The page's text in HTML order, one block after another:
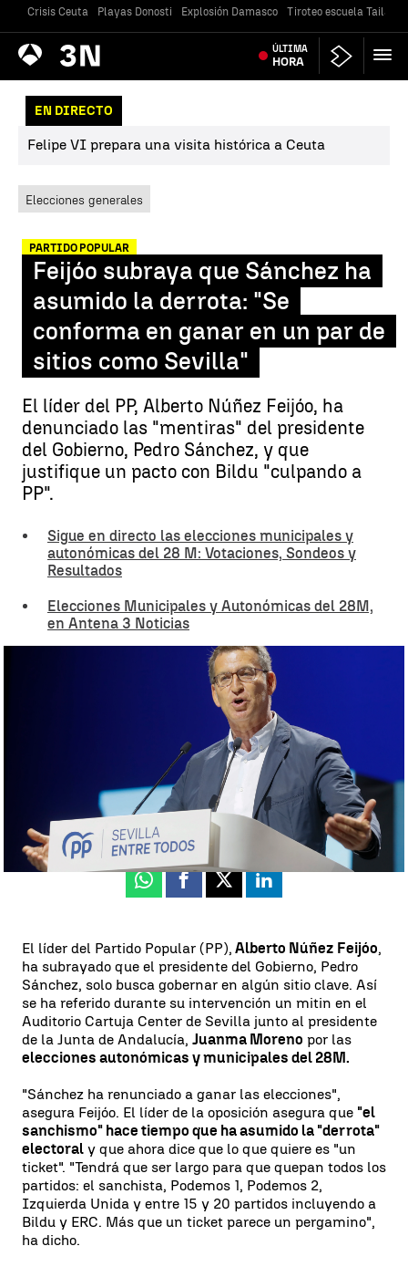
Crisis Ceuta Playas Donosti Explosión Damasco Tiroteo escuela
Antena
3 Noticias ÚLTIMA
HORA
EN DIRECTO
Felipe VI prepara una visita histórica a Ceuta
Elecciones generales
PARTIDO POPULAR
Feijóo subraya que Sánchez ha
asumido la derrota: "Se
conforma en ganar en un par de
sitios como Sevilla"
El líder del PP, Alberto Núñez Feijóo, ha
denunciado las "mentiras" del presidente
del Gobierno, Pedro Sánchez, y que
justifique un pacto con Bildu "culpando a
PP".
Sigue en directo las elecciones municipales y
autonómicas del 28 M: Votaciones, Sondeos y
Resultados
Elecciones Municipales y Autonómicas del 28M,
en Antena 3 Noticias
Feijóo subraya que Sánchez ha asumido la derrota |
Neila Gallego
Actualizado:20 de mayo de 2023, 16:08
Publicado:20 de mayo de 2023, 14:44
Whatsapp
Facebook
X Linkedin
El líder del Partido Popular (PP), Alberto Núñez Feijóo,
ha subrayado que el presidente del Gobierno, Pedro
Sánchez, solo busca gobernar en algún sitio clave. Así
se ha referido durante su intervención un mitin en el
Auditorio Cartuja Center de Sevilla junto al presidente
de la Junta de Andalucía, Juanma Moreno por las
elecciones autonómicas y municipales del 28M.
"Sánchez ha renunciado a ganar las elecciones",
asegura Feijóo. El líder de la oposición asegura que "el
sanchismo" hace tiempo que ha asumido la "derrota"
electoral y que ahora dice que lo que quiere es "un
ticket". "Tendrá que ser largo para que quepan todos los
partidos: el sanchista, Podemos 1, Podemos 2,
Izquierda Unida y entre 15 y 20 partidos incluyendo a
Bildu y ERC. Más que un ticket parece un pergamino",
ha dicho.